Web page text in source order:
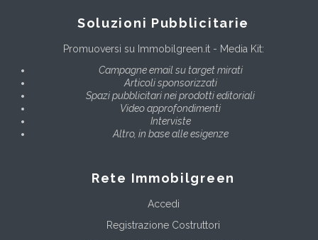
Soluzioni Pubblicitarie
Promuoversi su Immobilgreen.it - Media Kit:
Campagne email su target mirati
Articoli sponsorizzati
Spazi pubblicitari nei prodotti editoriali
Video approfondimenti
Interviste
Altro, in base alle esigenze
Rete Immobilgreen
Accedi
Registrazione Costruttori